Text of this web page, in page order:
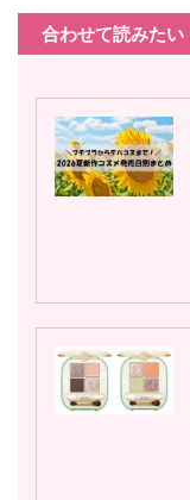
合わせて読みたい